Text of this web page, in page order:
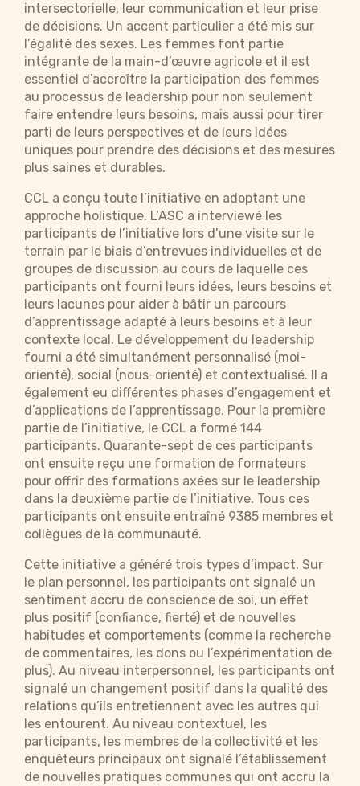
intersectorielle, leur communication et leur prise
de décisions. Un accent particulier a été mis sur
l’égalité des sexes. Les femmes font partie
intégrante de la main-d’œuvre agricole et il est
essentiel d’accroître la participation des femmes
au processus de leadership pour non seulement
faire entendre leurs besoins, mais aussi pour tirer
parti de leurs perspectives et de leurs idées
uniques pour prendre des décisions et des mesures
plus saines et durables.
CCL a conçu toute l’initiative en adoptant une
approche holistique. L’ASC a interviewé les
participants de l’initiative lors d’une visite sur le
terrain par le biais d’entrevues individuelles et de
groupes de discussion au cours de laquelle ces
participants ont fourni leurs idées, leurs besoins et
leurs lacunes pour aider à bâtir un parcours
d’apprentissage adapté à leurs besoins et à leur
contexte local. Le développement du leadership
fourni a été simultanément personnalisé (moi-
orienté), social (nous-orienté) et contextualisé. Il a
également eu différentes phases d’engagement et
d’applications de l’apprentissage. Pour la première
partie de l’initiative, le CCL a formé 144
participants. Quarante-sept de ces participants
ont ensuite reçu une formation de formateurs
pour offrir des formations axées sur le leadership
dans la deuxième partie de l’initiative. Tous ces
participants ont ensuite entraîné 9385 membres et
collègues de la communauté.
Cette initiative a généré trois types d’impact. Sur
le plan personnel, les participants ont signalé un
sentiment accru de conscience de soi, un effet
plus positif (confiance, fierté) et de nouvelles
habitudes et comportements (comme la recherche
de commentaires, les dons ou l’expérimentation de
plus). Au niveau interpersonnel, les participants ont
signalé un changement positif dans la qualité des
relations qu’ils entretiennent avec les autres qui
les entourent. Au niveau contextuel, les
participants, les membres de la collectivité et les
enquêteurs principaux ont signalé l’établissement
de nouvelles pratiques communes qui ont accru la